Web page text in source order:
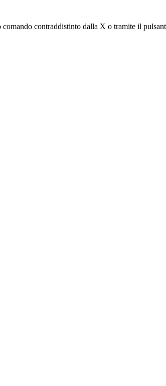
contraddistinto dalla X o tramite il